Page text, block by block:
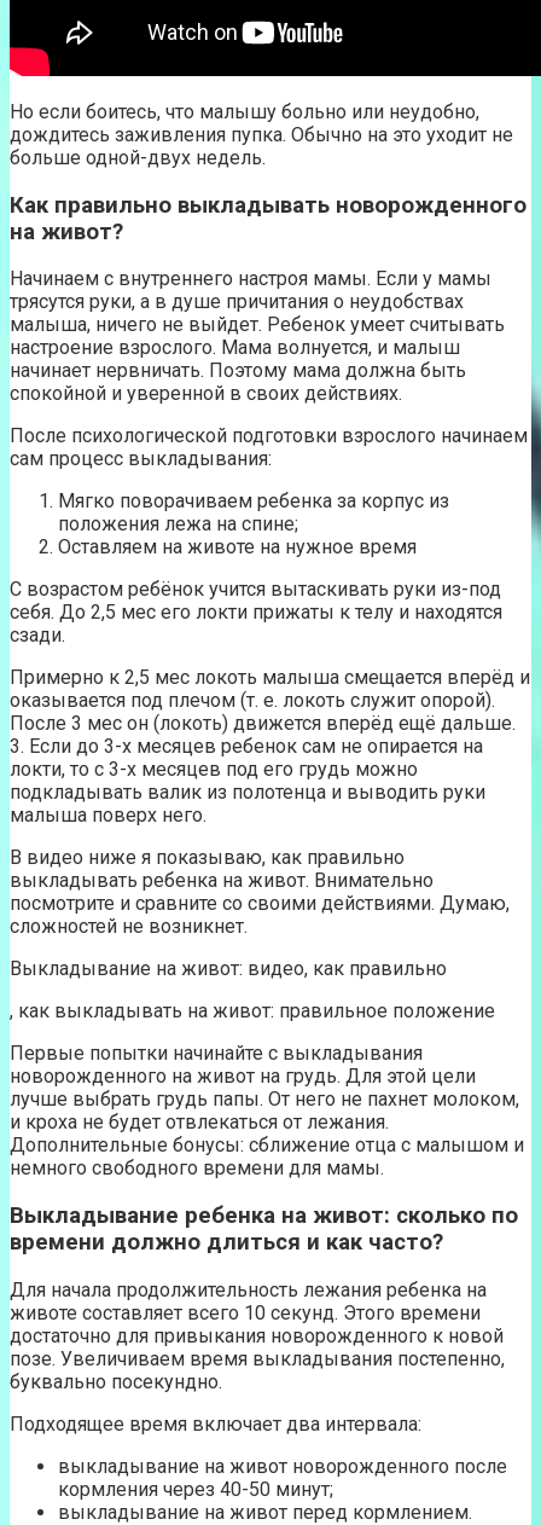
Но если боитесь, что малышу больно или неудобно,
дождитесь заживления пупка. Обычно на это уходит не
больше одной-двух недель.
Как правильно выкладывать новорожденного
на живот?
Начинаем с внутреннего настроя мамы. Если у мамы
трясутся руки, а в душе причитания о неудобствах
малыша, ничего не выйдет. Ребенок умеет считывать
настроение взрослого. Мама волнуется, и малыш
начинает нервничать. Поэтому мама должна быть
спокойной и уверенной в своих действиях.
После психологической подготовки взрослого начинаем
сам процесс выкладывания:
Мягко поворачиваем ребенка за корпус из
положения лежа на спине;
Оставляем на животе на нужное время
С возрастом ребёнок учится вытаскивать руки из-под
себя. До 2,5 мес его локти прижаты к телу и находятся
сзади.
Примерно к 2,5 мес локоть малыша смещается вперёд и
оказывается под плечом (т. е. локоть служит опорой).
После 3 мес он (локоть) движется вперёд ещё дальше.
3. Если до 3-х месяцев ребенок сам не опирается на
локти, то с 3-х месяцев под его грудь можно
подкладывать валик из полотенца и выводить руки
малыша поверх него.
В видео ниже я показываю, как правильно
выкладывать ребенка на живот. Внимательно
посмотрите и сравните со своими действиями. Думаю,
сложностей не возникнет.
Выкладывание на живот: видео, как правильно
, как выкладывать на живот: правильное положение
Первые попытки начинайте с выкладывания
новорожденного на живот на грудь. Для этой цели
лучше выбрать грудь папы. От него не пахнет молоком,
и кроха не будет отвлекаться от лежания.
Дополнительные бонусы: сближение отца с малышом и
немного свободного времени для мамы.
Выкладывание ребенка на живот: сколько по
времени должно длиться и как часто?
Для начала продолжительность лежания ребенка на
животе составляет всего 10 секунд. Этого времени
достаточно для привыкания новорожденного к новой
позе. Увеличиваем время выкладывания постепенно,
буквально посекундно.
Подходящее время включает два интервала:
выкладывание на живот новорожденного после
кормления через 40-50 минут;
выкладывание на живот перед кормлением.